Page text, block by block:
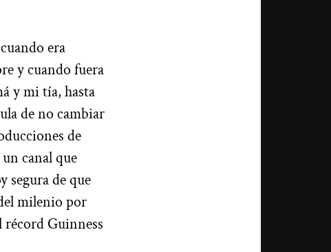
era
y cuando fuera
y mi tía, hasta
de no cambiar
de
canal que
segura de que
milenio por
récord Guinness